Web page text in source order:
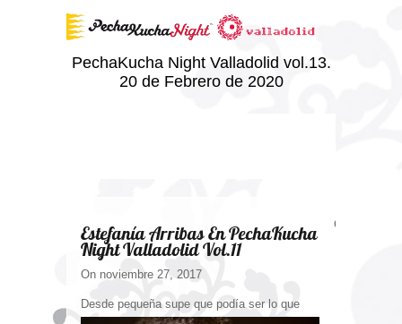
PechaKucha Night Valladolid vol.13.
20 de Febrero de 2020
Estefanía Arribas En PechaKucha
Night Valladolid Vol.11
On noviembre 27, 2017
Desde pequeña supe que podía ser l o que
Comments